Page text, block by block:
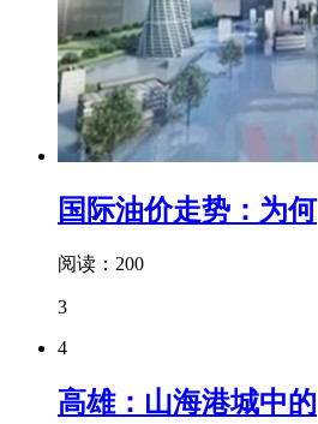
国际油价走势：为何
阅读：200
3
4
高雄：山海港城中的